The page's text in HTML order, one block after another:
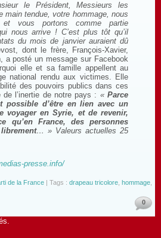
le Président, Messieurs les
main tendue, votre hommage, nous
et vous portons comme partie
nous arrive ! C’est plus tôt qu’il
du mois de janvier auraient dû
dont le frère, François-Xavier,
a posté un message sur Facebook
elle et sa famille appellent au
national rendu aux victimes. Elle
des pouvoirs publics dans ces
de l’inertie de notre pays : « Parce
possible d’être en lien avec un
voyager en Syrie, et de revenir,
qu’en France, des personnes
… » Valeurs actuelles 25
presse.info/
de la France | Tags : drapeau tricolore hommage
0